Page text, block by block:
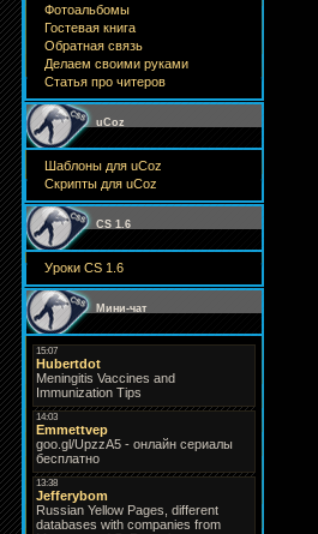
Фотоальбомы
Гостевая книга
Обратная связь
Делаем своими руками
Статья про читеров
uCoz
Шаблоны для uCoz
Скрипты для uCoz
CS 1.6
Уроки CS 1.6
Мини-чат